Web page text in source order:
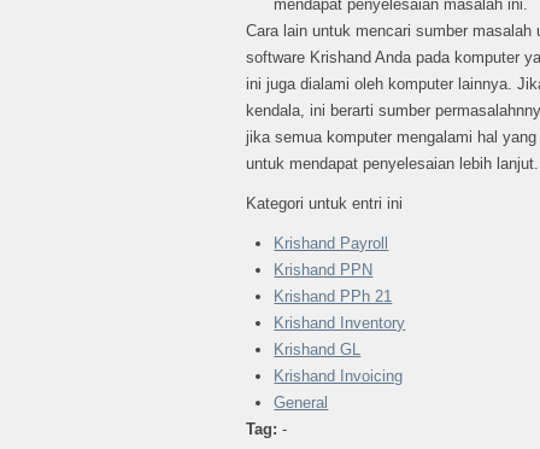
mendapat penyelesaian masalah ini.
Cara lain untuk mencari sumber
software Krishand Anda pada komputer
ini juga dialami oleh komputer lainnya.
kendala, ini berarti sumber
jika semua komputer mengalami hal
untuk mendapat penyelesaian lebih lanjut.
Kategori untuk entri ini
Krishand Payroll
Krishand PPN
Krishand PPh 21
Krishand Inventory
Krishand GL
Krishand Invoicing
General
Tag: -